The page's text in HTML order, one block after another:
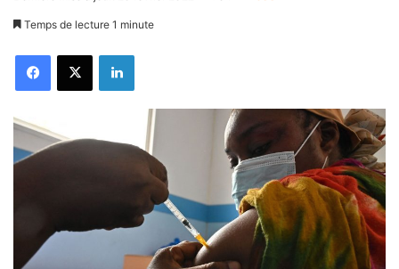
Temps de lecture 1 minute
FacebookX Linkedin